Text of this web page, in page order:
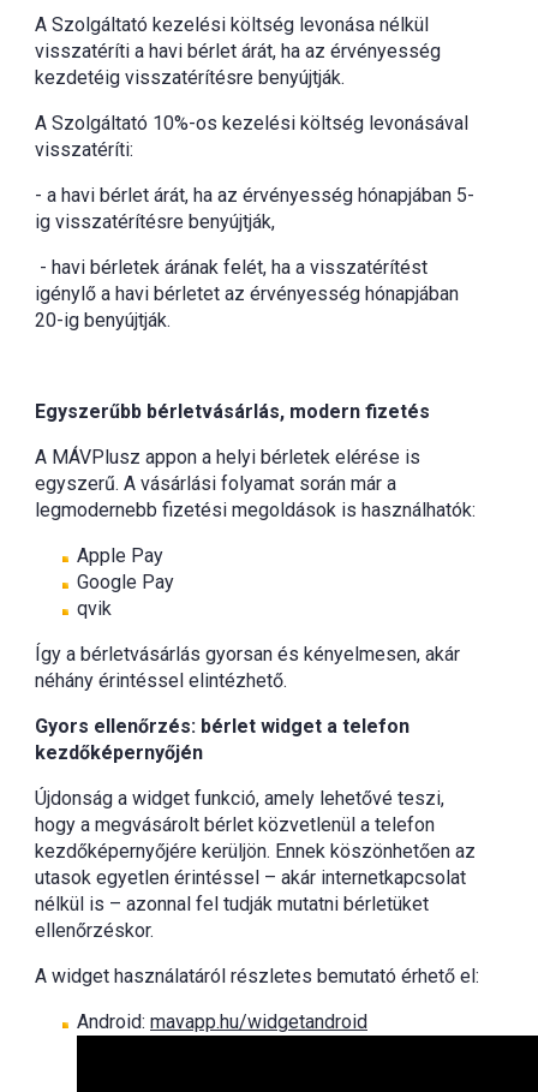
A Szolgáltató kezelési költség levonása nélkül
visszatéríti a havi bérlet árát, ha az érvényesség
kezdetéig visszatérítésre benyújtják.
A Szolgáltató 10%-os kezelési költség levonásával
visszatéríti:
- a havi bérlet árát, ha az érvényesség hónapjában 5-
ig visszatérítésre benyújtják,
- havi bérletek árának felét, ha a visszatérítést
igénylő a havi bérletet az érvényesség hónapjában
20-ig benyújtják.
Egyszerűbb bérletvásárlás, modern fizetés
A MÁVPlusz appon a helyi bérletek elérése is
egyszerű. A vásárlási folyamat során már a
legmodernebb fizetési megoldások is használhatók:
Apple Pay
Google Pay
qvik
Így a bérletvásárlás gyorsan és kényelmesen, akár
néhány érintéssel elintézhető.
Gyors ellenőrzés: bérlet widget a telefon
kezdőképernyőjén
Újdonság a widget funkció, amely lehetővé teszi,
hogy a megvásárolt bérlet közvetlenül a telefon
kezdőképernyőjére kerüljön. Ennek köszönhetően az
utasok egyetlen érintéssel – akár internetkapcsolat
nélkül is – azonnal fel tudják mutatni bérletüket
ellenőrzéskor.
A widget használatáról részletes bemutató érhető el:
Android: mavapp.hu/widgetandroid